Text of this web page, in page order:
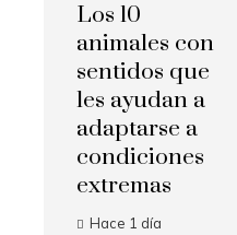
Los 10
animales con
sentidos que
les ayudan a
adaptarse a
condiciones
extremas
Hace 1 día